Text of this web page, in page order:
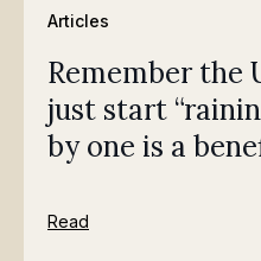
Articles
Remember the
just start
by one is a
Read